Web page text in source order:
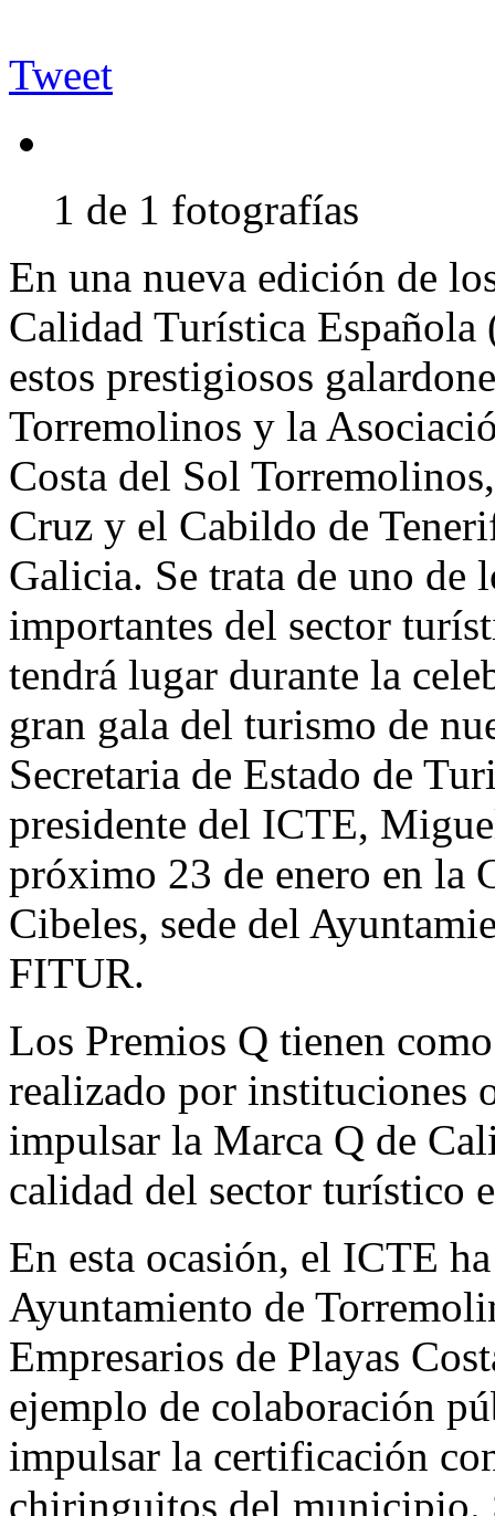
Tweet
1 de 1 fotografías
En una nueva edición de
Calidad Turística
estos prestigiosos
Torremolinos y la
Costa del Sol
Cruz y el Cabildo de
Galicia. Se trata de uno de
importantes del sector
tendrá lugar durante la
gran gala del turismo de
Secretaria de Estado de
presidente del ICTE,
próximo 23 de enero en la
Cibeles, sede del
FITUR.
Los Premios Q tienen
realizado por instituciones
impulsar la Marca Q de
calidad del sector turístico
En esta ocasión, el ICTE
Ayuntamiento de
Empresarios de Playas
ejemplo de colaboración
impulsar la certificación
chiringuitos del municipio.